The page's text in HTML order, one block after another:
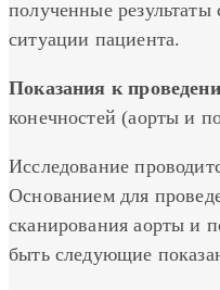
полученные
ситуации пациента.
Показания к
конечностей (аорты и
Исследование
Основанием для
сканирования аорты и
быть следующие